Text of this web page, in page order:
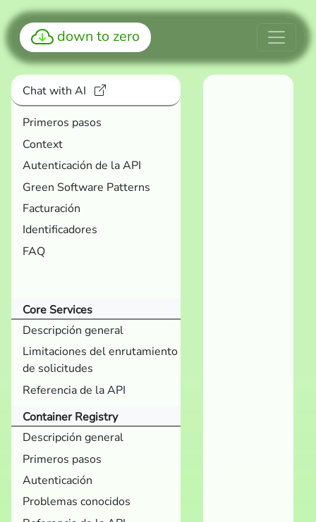
down to zero
Chat with AI
Primeros pasos
Context
Autenticación de la API
Green Software Patterns
Facturación
Identificadores
FAQ
Core Services
Descripción general
Limitaciones del enrutamiento
de solicitudes
Referencia de la API
Container Registry
Descripción general
Primeros pasos
Autenticación
Problemas conocidos